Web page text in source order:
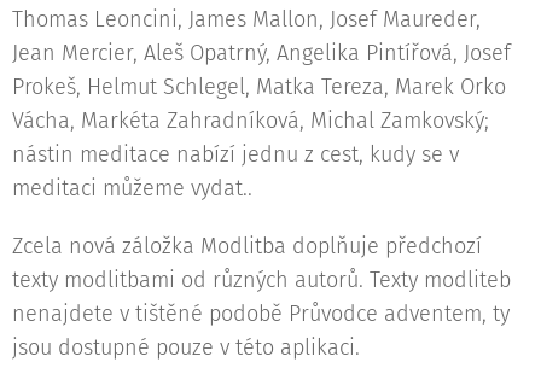
Thomas Leoncini, James Mallon, Josef Maureder,
Jean Mercier, Aleš Opatrný, Angelika Pintířová, Josef
Prokeš, Helmut Schlegel, Matka Tereza, Marek Orko
Vácha, Markéta Zahradníková, Michal Zamkovský;
nástin meditace nabízí jednu z cest, kudy se v
meditaci můžeme vydat..
Zcela nová záložka Modlitba doplňuje předchozí
texty modlitbami od různých autorů. Texty modliteb
nenajdete v tištěné podobě Průvodce adventem, ty
jsou dostupné pouze v této aplikaci.